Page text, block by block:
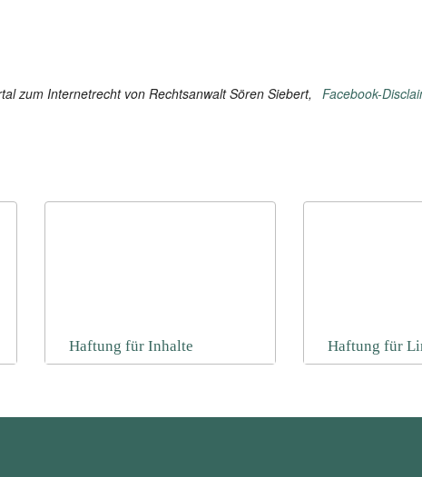
zum Internetrecht von Rechtsanwalt Sören Siebert, Facebook-
Haftung für Inhalte Haftung für